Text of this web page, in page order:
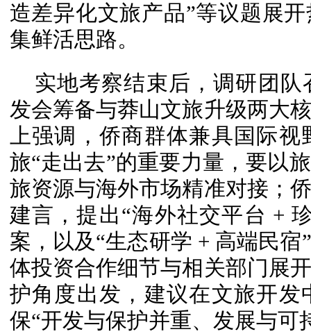
造差异化文旅产品”等议题展
集鲜活思路。
实地考察结束后，调研团
发会筹备与莽山文旅升级两大
上强调，侨商群体兼具国际
旅“走出去”的重要力量，要以
旅资源与海外市场精准对接；
建言，提出“海外社交平台 +
案，以及“生态研学 + 高端民
体投资合作细节与相关部门展
护角度出发，建议在文旅开
保“开发与保护并重、发展与可